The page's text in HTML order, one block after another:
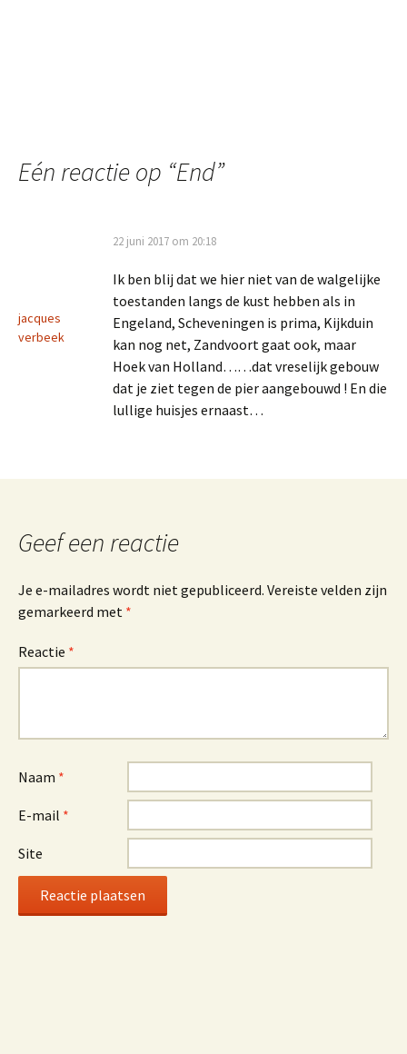
Eén reactie op “End”
jacques
verbeek
22 juni 2017 om 20:18
Ik ben blij dat we hier niet van de walgelijke
toestanden langs de kust hebben als in
Engeland, Scheveningen is prima, Kijkduin
kan nog net, Zandvoort gaat ook, maar
Hoek van Holland……dat vreselijk gebouw
dat je ziet tegen de pier aangebouwd ! En die
lullige huisjes ernaast…
Geef een reactie
Je e-mailadres wordt niet gepubliceerd. Vereiste velden zijn
gemarkeerd met *
Reactie *
Naam *
E-mail *
Site